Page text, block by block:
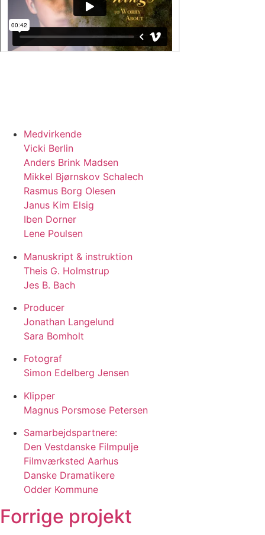
Medvirkende
Vicki Berlin
Anders Brink Madsen
Mikkel Bjørnskov Schalech
Rasmus Borg Olesen
Janus Kim Elsig
Iben Dorner
Lene Poulsen
Manuskript & instruktion
Theis G. Holmstrup
Jes B. Bach
Producer
Jonathan Langelund
Sara Bomholt
Fotograf
Simon Edelberg Jensen
Klipper
Magnus Porsmose Petersen
Samarbejdspartnere:
Den Vestdanske Filmpulje
Filmværksted Aarhus
Danske Dramatikere
Odder Kommune
Forrige projekt